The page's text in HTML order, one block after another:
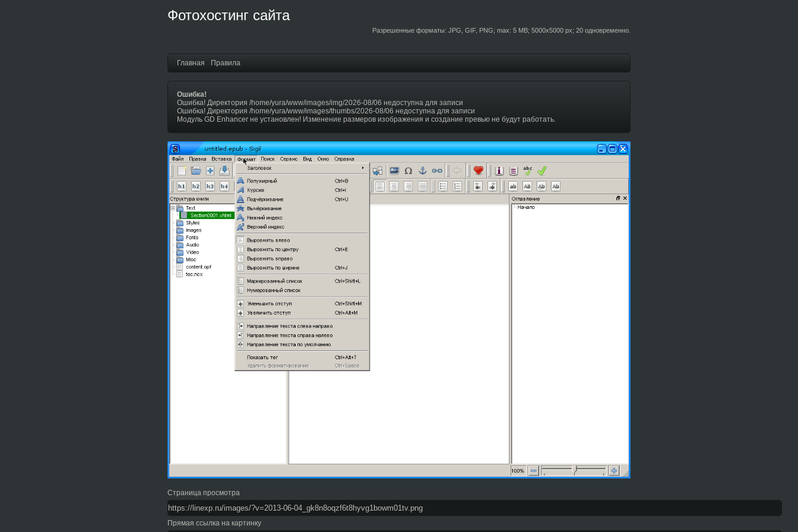
Фотохостинг сайта
Разрешенные форматы: JPG, GIF, PNG; max: 5 MB; 5000x5000 px; 20 одновременно.
Главная Правила
Ошибка!
Ошибка! Директория /home/yura/www/images/img/2026-08/06 недоступна для записи
Ошибка! Директория /home/yura/www/images/thumbs/2026-08/06 недоступна для записи
Модуль GD Enhancer не установлен! Изменение размеров изображения и создание превью не будут работать.
Страница просмотра
Прямая ссылка на картинку